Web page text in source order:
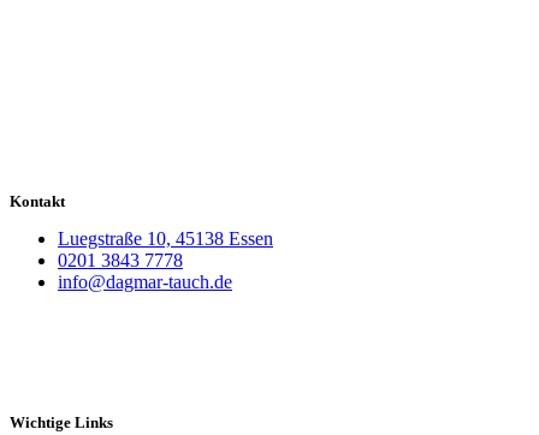
Kontakt
Luegstraße 10, 45138 Essen
0201 3843 7778
info@dagmar-tauch.de
Wichtige Links